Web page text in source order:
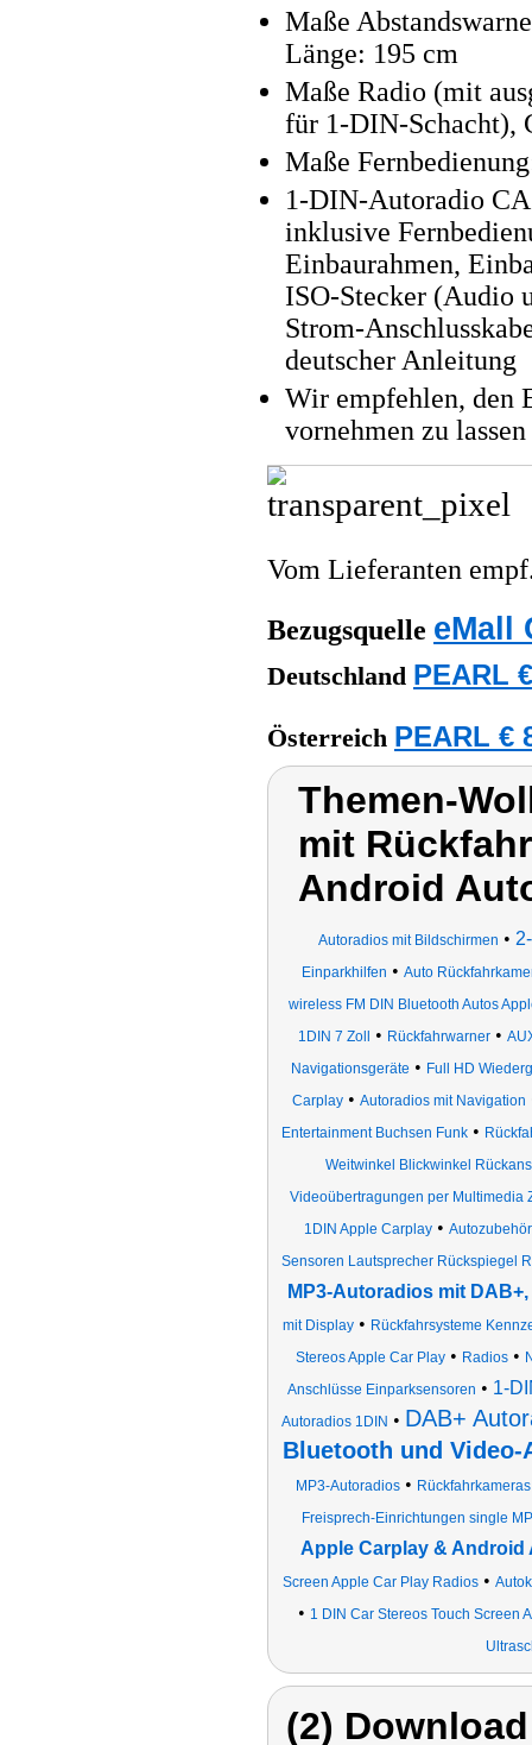
Maße
Länge: 195 cm
Maße Radio (mit
für 1-DIN-Schacht),
Maße
1-DIN-Autoradio
inklusive
Einbaurahmen,
ISO-Stecker (Audio
Strom-
deutscher Anleitung
Wir empfehlen, den
vornehmen zu lassen
Vom Lieferanten
Bezugsquelle eMall
Deutschland PEARL
Österreich PEARL €
Themen-
mit
Android
Autoradios mit Bildschirmen •
Einparkhilfen • Auto
wireless FM DIN Bluetooth Autos
1DIN 7 Zoll
• Rückfahrwarner •
Navigationsgeräte • Full HD
Carplay• Autoradios mit Navigation
Entertainment Buchsen Funk •
Weitwinkel Blickwinkel
Videoübertragungen per Multimedia
1DIN Apple Carplay • Autozubehör
Sensoren Lautsprecher Rückspiegel
MP3-Autoradios mit
mit Display • Rückfahrsysteme
Stereos Apple Car Play • Radios •
Anschlüsse Einparksensoren • 1-
Autoradios 1DIN • DAB+
Bluetooth und Video-
MP3-Autoradios •
Freisprech-Einrichtungen single
Apple Carplay & Android
Screen Apple Car Play Radios•
• 1 DIN Car Stereos Touch Screen
(2)